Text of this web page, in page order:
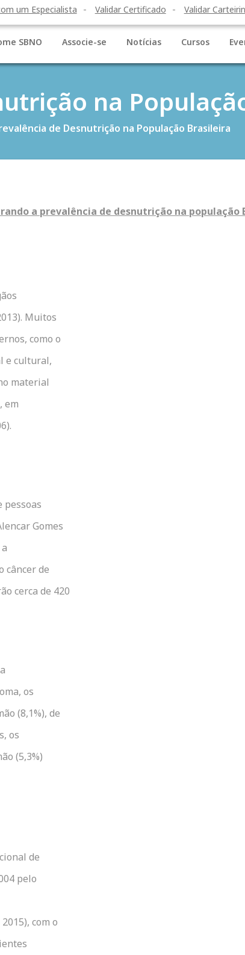
um Especialista Validar Certificado Validar
SBNO Associe-se Notícias Cursos
na
de Desnutrição na População Brasileira
a prevalência de desnutrição na população
Muitos
como o
e cultural,
material
em
pessoas
Gomes
câncer de
cerca de 420
os
(8,1%), de
os
(5,3%)
de
pelo
com o